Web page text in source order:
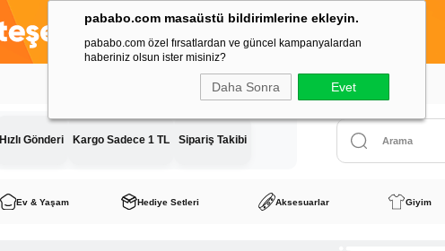
pababo.com masaüstü bildirimlerine ekleyin.
pababo.com özel fırsatlardan ve güncel kampanyalardan
haberiniz olsun ister misiniz?
Daha Sonra Evet
Tüm Siparişlerde Kargo Ücreti Sadece 1 TL
Hızlı Gönderi Kargo Sadece 1 TL Sipariş Takibi
Ev & Yaşam Hediye Setleri Aksesuarlar Giyim